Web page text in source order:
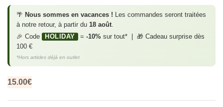
🌴 Nous sommes en vacances ! Les commandes seront traitées
à notre retour, à partir du 18 août
🎉 Code
HOLIDAY = -10%sur tout* | 🎁 Cadeau surprise dès
100 €
*Hors articles déjà en outlet
15.00€